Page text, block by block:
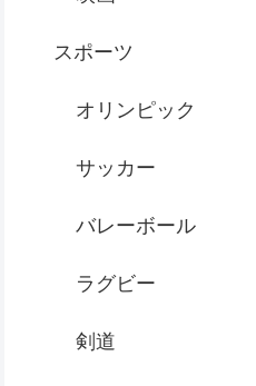
スポーツ
オリンピック
サッカー
バレーボール
ラグビー
剣道